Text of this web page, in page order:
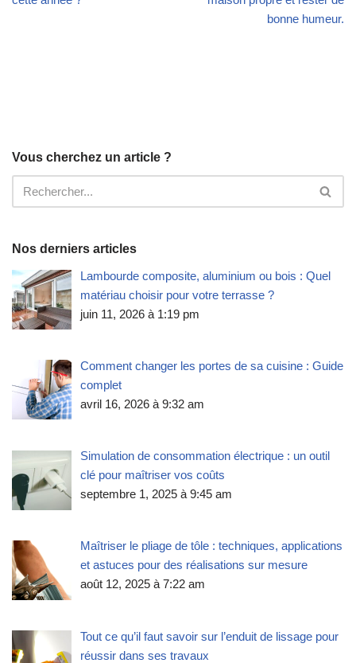
bonne humeur.
Vous cherchez un article ?
Nos derniers articles
Lambourde composite, aluminium ou bois : Quel
matériau choisir pour votre terrasse ?
juin 11, 2026 à 1:19 pm
Comment changer les portes de sa cuisine : Guide
complet
avril 16, 2026 à 9:32 am
Simulation de consommation électrique : un outil
clé pour maîtriser vos coûts
septembre 1, 2025 à 9:45 am
Maîtriser le pliage de tôle : techniques, applications
et astuces pour des réalisations sur mesure
août 12, 2025 à 7:22 am
Tout ce qu’il faut savoir sur l’enduit de lissage pour
réussir dans ses travaux